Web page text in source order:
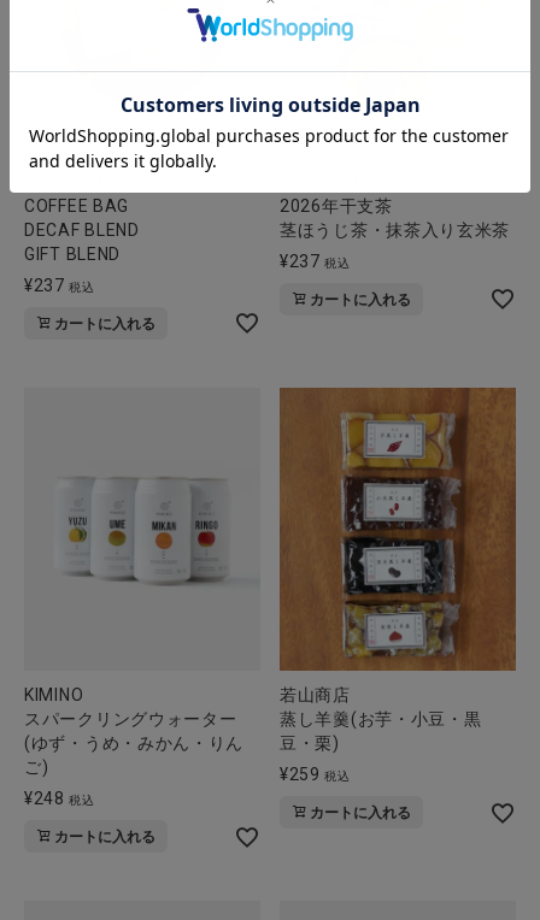
COFFEE BAG
DECAF BLEND
GIFT BLEND
¥237 税込
カートに入れる
2026年干支茶
茎ほうじ茶・抹茶入り玄米茶
¥237 税込
カートに入れる
KIMINO
スパークリングウォーター
(ゆず・うめ・みかん・りん
ご)
¥248 税込
カートに入れる
若山商店
蒸し羊羹(お芋・小豆・黒
豆・栗)
¥259 税込
カートに入れる